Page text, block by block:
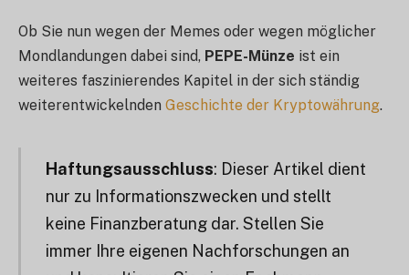
Ob Sie nun wegen der Memes oder wegen möglicher
Mondlandungen dabei sind, PEPE-Münze ist ein
weiteres faszinierendes Kapitel in der sich ständig
weiterentwickelnden Geschichte der Kryptowährung.
Haftungsausschluss: Dieser Artikel dient
nur zu Informationszwecken und stellt
keine Finanzberatung dar. Stellen Sie
immer Ihre eigenen Nachforschungen an